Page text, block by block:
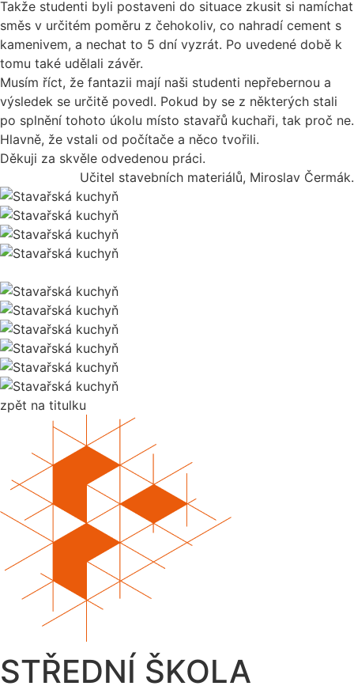
Takže studenti byli postaveni do situace zkusit si namíchat
směs v určitém poměru z čehokoliv, co nahradí cement s
kamenivem, a nechat to 5 dní vyzrát. Po uvedené době k
tomu také udělali závěr.
Musím říct, že fantazii mají naši studenti nepřebernou a
výsledek se určitě povedl. Pokud by se z některých stali
po splnění tohoto úkolu místo stavařů kuchaři, tak proč ne.
Hlavně, že vstali od počítače a něco tvořili.
Děkuji za skvěle odvedenou práci.
Učitel stavebních materiálů, Miroslav Čermák.
zpět na titulku
STŘEDNÍ ŠKOLA